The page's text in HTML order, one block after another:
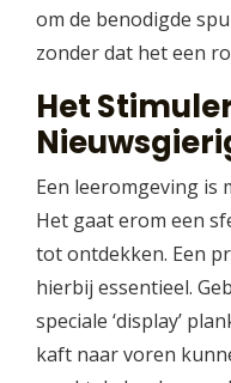
om de benodigde
zonder dat het een
Het
Een leeromgeving is
Het gaat erom een
tot ontdekken. Een
hierbij essentieel.
speciale ‘display’
kaft naar voren